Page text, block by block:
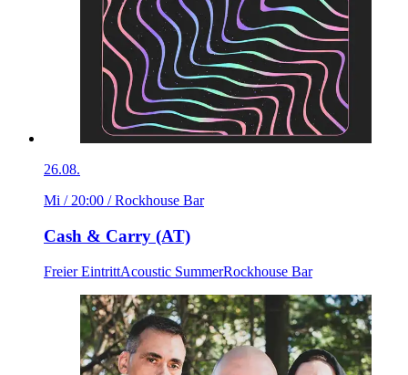
26.08.
Mi / 20:00 / Rockhouse Bar
Cash & Carry (AT)
Freier EintrittAcoustic SummerRockhouse Bar